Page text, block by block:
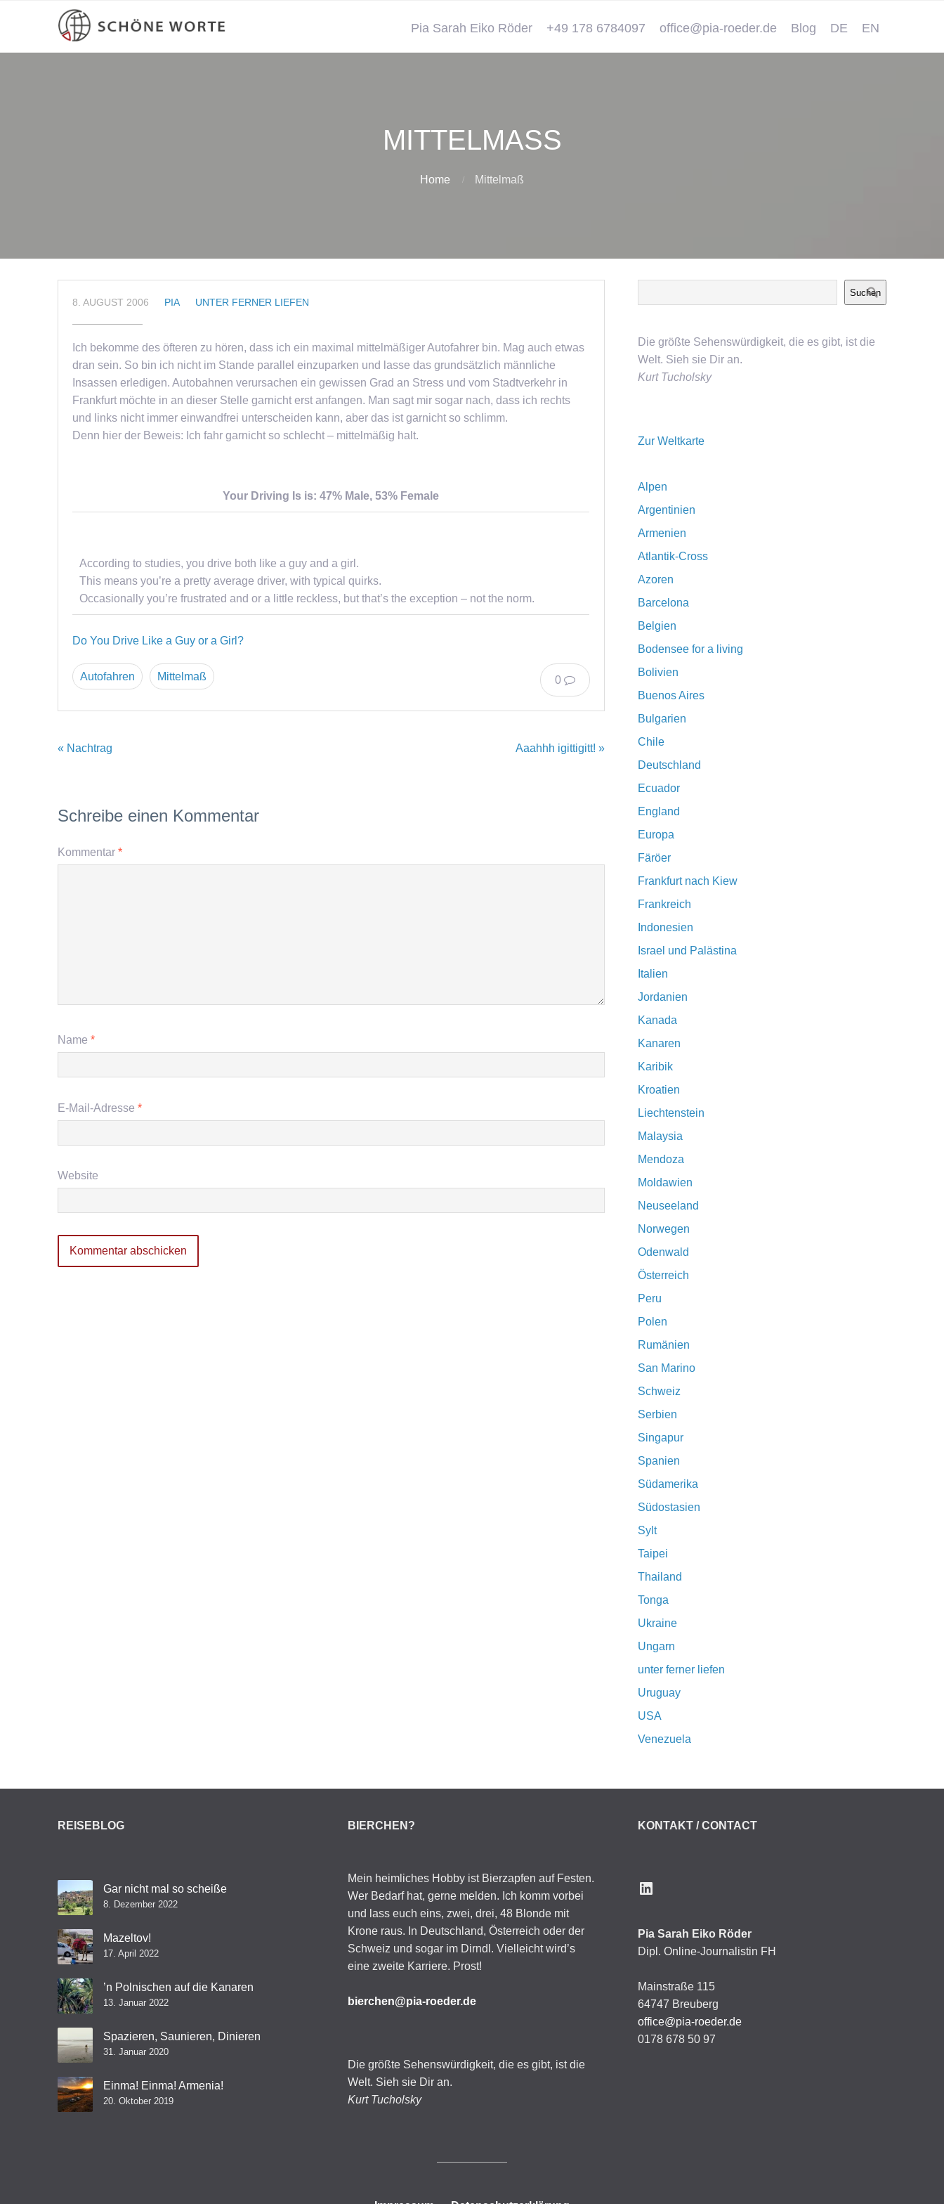
Pia Sarah Eiko Röder +49 178 6784097 office@pia-roeder.de Blog DE EN
MITTELMASS
Home Mittelmaß
8. AUGUST 2006 PIA UNTER FERNER LIEFEN
Ich bekomme des öfteren zu hören, dass ich ein maximal mittelmäßiger Autofahrer bin. Mag auch etwas
dran sein. So bin ich nicht im Stande parallel einzuparken und lasse das grundsätzlich männliche
Insassen erledigen. Autobahnen verursachen ein gewissen Grad an Stress und vom Stadtverkehr in
Frankfurt möchte in an dieser Stelle garnicht erst anfangen. Man sagt mir sogar nach, dass ich rechts
und links nicht immer einwandfrei unterscheiden kann, aber das ist garnicht so schlimm.
Denn hier der Beweis: Ich fahr garnicht so schlecht – mittelmäßig halt.
Your Driving Is is: 47% Male, 53% Female
According to studies, you drive both like a guy and a girl.
This means you’re a pretty average driver, with typical quirks.
Occasionally you’re frustrated and or a little reckless, but that’s the exception – not the norm.
Do You Drive Like a Guy or a Girl?
0
Autofahren Mittelmaß
« Nachtrag Aaahhh igittigitt! »
Schreibe einen Kommentar
Kommentar *
Name *
E-Mail-Adresse *
Website
Suchen
Die größte Sehenswürdigkeit, die es gibt, ist die
Welt. Sieh sie Dir an.
Kurt Tucholsky
Zur Weltkarte
Alpen
Argentinien
Armenien
Atlantik-Cross
Azoren
Barcelona
Belgien
Bodensee for a living
Bolivien
Buenos Aires
Bulgarien
Chile
Deutschland
Ecuador
England
Europa
Färöer
Frankfurt nach Kiew
Frankreich
Indonesien
Israel und Palästina
Italien
Jordanien
Kanada
Kanaren
Karibik
Kroatien
Liechtenstein
Malaysia
Mendoza
Moldawien
Neuseeland
Norwegen
Odenwald
Österreich
Peru
Polen
Rumänien
San Marino
Schweiz
Serbien
Singapur
Spanien
Südamerika
Südostasien
Sylt
Taipei
Thailand
Tonga
Ukraine
Ungarn
unter ferner liefen
Uruguay
USA
Venezuela
REISEBLOG
Gar nicht mal so scheiße
8. Dezember 2022
Mazeltov!
17. April 2022
’n Polnischen auf die Kanaren
13. Januar 2022
Spazieren, Saunieren, Dinieren
31. Januar 2020
Einma! Einma! Armenia!
20. Oktober 2019
BIERCHEN?
Mein heimliches Hobby ist Bierzapfen auf Festen.
Wer Bedarf hat, gerne melden. Ich komm vorbei
und lass euch eins, zwei, drei, 48 Blonde mit
Krone raus. In Deutschland, Österreich oder der
Schweiz und sogar im Dirndl. Vielleicht wird’s
eine zweite Karriere. Prost!
bierchen@pia-roeder.de
Die größte Sehenswürdigkeit, die es gibt, ist die
Welt. Sieh sie Dir an.
Kurt Tucholsky
KONTAKT / CONTACT
LinkedIn
Pia Sarah Eiko Röder
Dipl. Online-Journalistin FH
Mainstraße 115
64747 Breuberg
office@pia-roeder.de
0178 678 50 97